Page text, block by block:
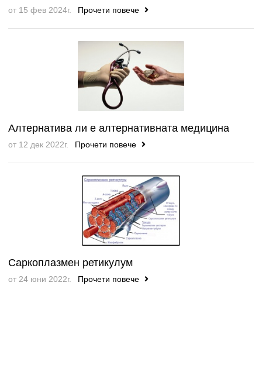
от 15 фев 2024г. Прочети повече
Алтернатива ли е алтернативната медицина
от 12 дек 2022г. Прочети повече
Саркоплазмен ретикулум
от 24 юни 2022г. Прочети повече